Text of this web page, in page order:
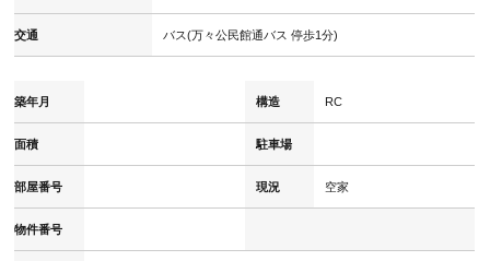
交通 バス(万々公民館通バス 停歩1分)
築年月 構造 RC
面積 駐車場
部屋番号 現況 空家
物件番号